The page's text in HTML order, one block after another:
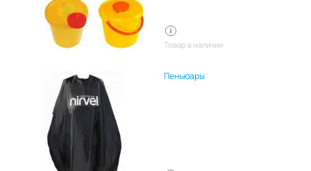
Товар в наличии
Пеньюары